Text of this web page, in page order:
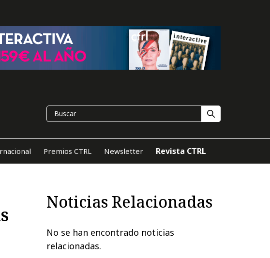
Premios CTRL Newsletter Revista CTRL
Noticias Relacionadas
No se han encontrado noticias
relacionadas.